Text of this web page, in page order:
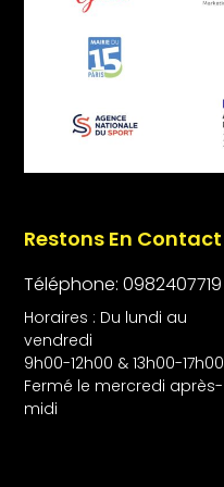
Restons En Contact
Téléphone: 0982407719
Horaires : Du lundi au
vendredi
9h00-12h00 & 13h00-17h00
Fermé le mercredi après-
midi